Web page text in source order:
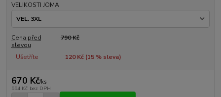
VELIKOSTI JOMA
Cena před
slevou
790 Kč
Ušetříte 120 Kč (15% sleva)
670 Kč/ks
554 Kč bez DPH